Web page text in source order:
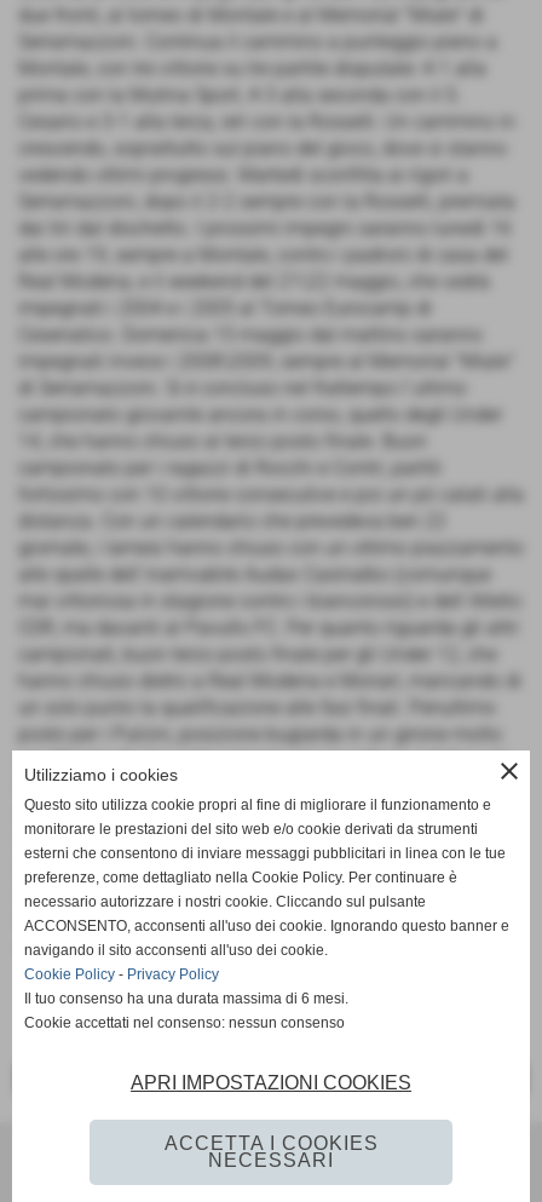
due fronti, al torneo di Montale e al Memorial "Miale" di
Serramazzoni. Continua il cammino a punteggio pieno a
Montale, con tre vittorie su tre partite disputate: 4-1 alla
prima con la Mutina Sport, 4-3 alla seconda con il S.
Cesario e 3-1 alla terza, ieri con la Rosselli. Un cammino in
crescendo, soprattutto sul piano del gioco, dove si stanno
vedendo ottimi progressi. Martedì sconfitta ai rigori a
Serramazzoni, dopo il 2-2 sempre con la Rosselli, premiata
dai tiri dal dischetto. I prossimi impegni saranno lunedì 16
alle ore 19, sempre a Montale, contro i padroni di casa del
Real Modena, e il weekend del 21\22 maggio, che vedrà
impegnati i 2004 e i 2005 al Torneo Eurocamp di
Cesenatico. Domenica 15 maggio dal mattino saranno
impegnati invece i 2008\2009, sempre al Memorial "Miale"
di Serramazzoni. Si è concluso nel frattempo l´ultimo
campionato giovanile ancora in corso, quello degli Under
14, che hanno chiuso al terzo posto finale. Buon
campionato per i ragazzi di Rocchi e Contri, partiti
fortissimo con 10 vittorie consecutive e poi un pò calati alla
distanza. Con un calendario che prevedeva ben 22
giornate, i lamesi hanno chiuso con un ottimo piazzamento
alle spalle dell´inarrivabile Audax Casinalbo (comunque
mai vittoriosa in stagione contro i biancorossi) e dell´Atletic
CDR, ma davanti al Pavullo FC. Per quanto riguarda gli altri
campionati, buon terzo posto finale per gli Under 12, che
hanno chiuso dietro a Real Modena e Monari, mancando di
un solo punto la qualificazione alle fasi finali. Penultimo
posto per i Pulcini, posizione bugiarda in un girone molto
equilibrato che ha visto arrivare sei squadre in soli 6 punti.
Penultimo posto anche per i Primi Calci, ma con grandi
miglioramenti rispetto alla scorsa stagione ed alcune
sconfitte decisamente sfortunate. Terzo posto finale per i
ragazzi del calcio a 7, come l´anno scorso autori di un
grande girone di ritorno che ha permesso di rimontare
numerose posizioni in classifica, senza però raggiungere
questa volta le fasi finali.
<< PRECEDENTE SUCCESSIVO >>
Ac Lama 80
close
Utilizziamo i cookies
Questo sito utilizza cookie propri al fine di migliorare il funzionamento e
monitorare le prestazioni del sito web e/o cookie derivati da strumenti
esterni che consentono di inviare messaggi pubblicitari in linea con le tue
preferenze, come dettagliato nella Cookie Policy. Per continuare è
necessario autorizzare i nostri cookie. Cliccando sul pulsante
ACCONSENTO, acconsenti all'uso dei cookie. Ignorando questo banner e
navigando il sito acconsenti all'uso dei cookie.
Cookie Policy - Privacy Policy
Il tuo consenso ha una durata massima di 6 mesi.
Cookie accettati nel consenso: nessun consenso
APRI IMPOSTAZIONI COOKIES
ACCETTA I COOKIES
NECESSARI